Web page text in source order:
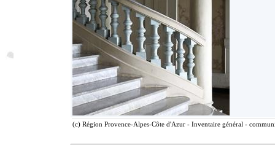
(c) Région Provence-Alpes-Côte d'Azur - Inventaire général -